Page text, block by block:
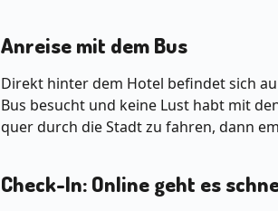
Anreise mit dem Bus
Direkt hinter dem Hotel befindet sich
Bus besucht und keine Lust habt mit
quer durch die Stadt zu fahren, dann
Check-In: Online geht es